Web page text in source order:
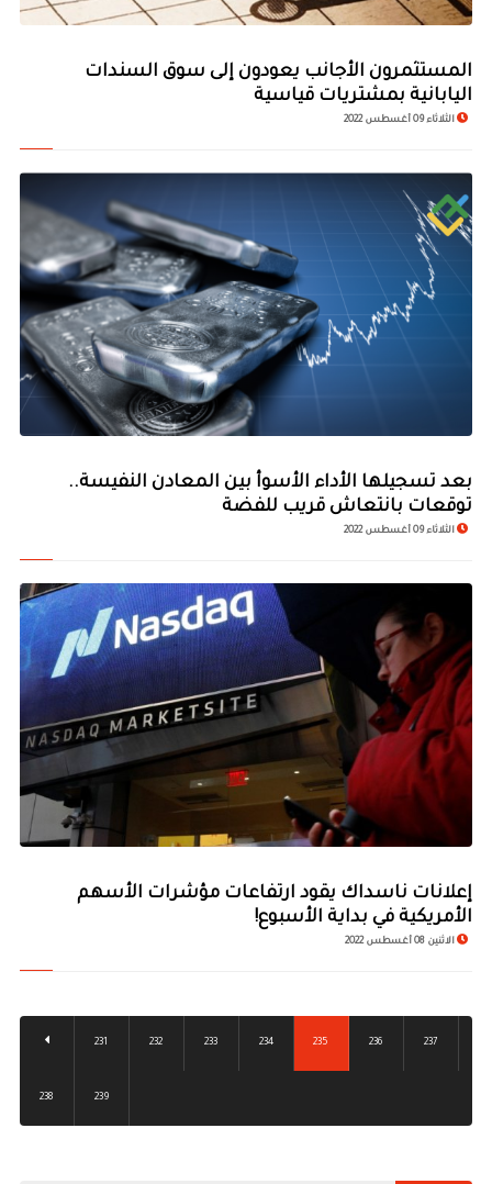
المستثمرون الأجانب يعودون إلى سوق السندات
اليابانية بمشتريات قياسية
الثلاثاء 09 أغسطس 2022
بعد تسجيلها الأداء الأسوأ بين المعادن النفيسة..
توقعات بانتعاش قريب للفضة
الثلاثاء 09 أغسطس 2022
إعلانات ناسداك يقود ارتفاعات مؤشرات الأسهم
الأمريكية في بداية الأسبوع!
الاثنين 08 أغسطس 2022
231 232 233 234 235 236 237
238 239